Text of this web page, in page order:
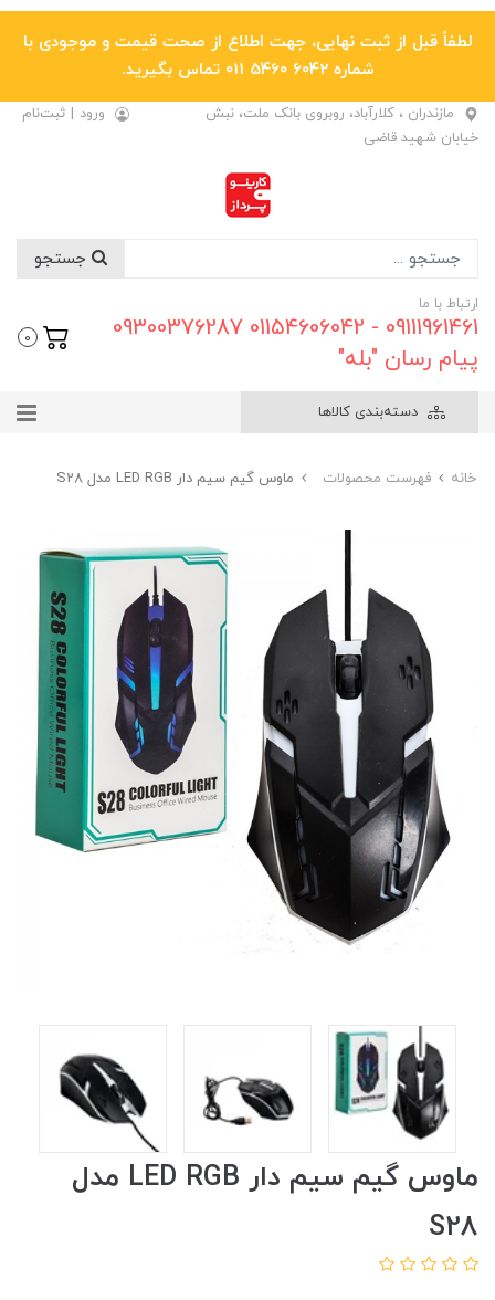
لطفاً قبل از ثبت نهایی، جهت اطلاع از صحت قیمت و موجودی با
شماره 6042 5460 011 تماس بگیرید.
مازندران ، کلارآباد، روبروی بانک ملت، نبش
خیابان شهید قاضی
ورود | ثبت‌نام
ارتباط با ما
09111961461 - 01154606042 09300376287
پیام رسان "بله"
0
دسته‌بندی کالاها
خانه فهرست محصولات ماوس گیم سیم دار LED RGB مدل S28
ماوس گیم سیم دار LED RGB مدل
S28